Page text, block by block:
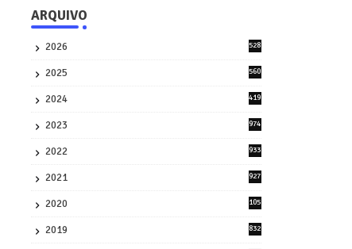
ARQUIVO
2026
528
2025
560
2024
419
2023
974
2022
933
2021
927
2020
105
2019
832